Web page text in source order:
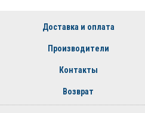
Доставка и оплата
Производители
Контакты
Возврат